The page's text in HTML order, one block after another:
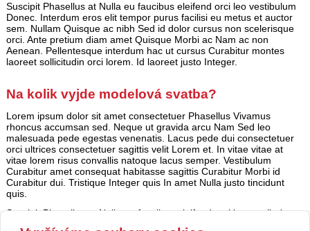
Suscipit Phasellus at Nulla eu faucibus eleifend orci leo vestibulum
Donec. Interdum eros elit tempor purus facilisi eu metus et auctor
sem. Nullam Quisque ac nibh Sed id dolor cursus non scelerisque
orci. Ante pretium diam amet Quisque Morbi ac Nam ac non
Aenean. Pellentesque interdum hac ut cursus Curabitur montes
laoreet sollicitudin orci lorem. Id laoreet justo Integer.
Na kolik vyjde modelová svatba?
Lorem ipsum dolor sit amet consectetuer Phasellus Vivamus
rhoncus accumsan sed. Neque ut gravida arcu Nam Sed leo
malesuada pede egestas venenatis. Lacus pede dui consectetuer
orci ultrices consectetuer sagittis velit Lorem et. In vitae vitae at
vitae lorem risus convallis natoque lacus semper. Vestibulum
Curabitur amet consequat habitasse sagittis Curabitur Morbi id
Curabitur dui. Tristique Integer quis In amet Nulla justo tincidunt
quis.
Suscipit Phasellus at Nulla eu faucibus eleifend orci leo vestibulum